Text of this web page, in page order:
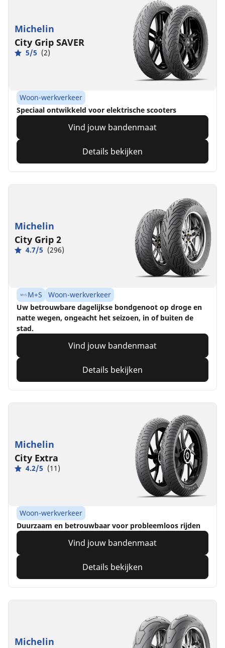
Michelin
City Grip SAVER
5/5 (2)
Woon-werkverkeer
Speciaal ontwikkeld voor elektrische scooters
Vind jouw bandenmaat
Details bekijken
Michelin
City Grip 2
4.7/5 (296)
M+S
Woon-werkverkeer
Uw betrouwbare dagelijkse bondgenoot op droge en
natte wegen, ongeacht het seizoen, in of buiten de
stad.
Vind jouw bandenmaat
Details bekijken
Michelin
City Extra
4.2/5 (11)
Woon-werkverkeer
Duurzaam en betrouwbaar voor probleemloos rijden
Vind jouw bandenmaat
Details bekijken
Michelin